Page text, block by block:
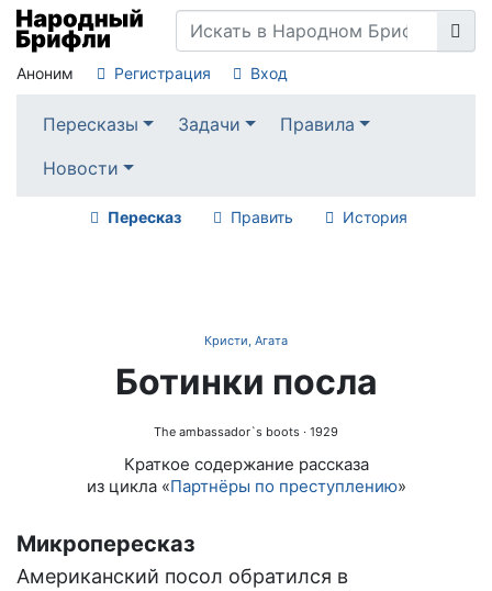
Аноним Регистрация Вход
Пересказы Задачи
Правила
Новости
Пересказ Править История
Кристи, Агата
Ботинки посла
The ambassador`s boots · 1929
Краткое содержание рассказа
из цикла «Партнёры по преступлению»
Микропересказ
Американский посол обратился в